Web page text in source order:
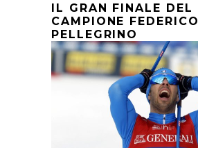
IL GRAN FINALE DEL
CAMPIONE FEDERICO
PELLEGRINO